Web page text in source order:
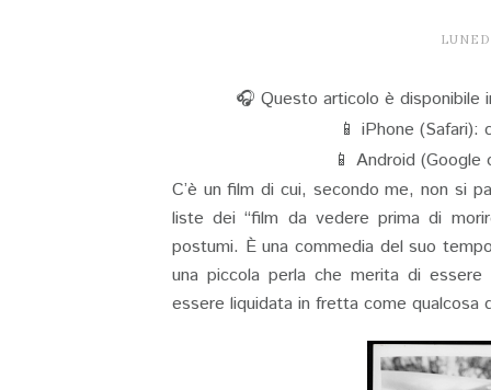
🎧 Questo articolo è disponibile
📱 iPhone
📱 Android
C’è un film di cui, secondo me, non si
liste dei “film da vedere prima di
postumi. È una commedia del suo
una piccola perla che merita di
essere liquidata in fretta come qualcosa